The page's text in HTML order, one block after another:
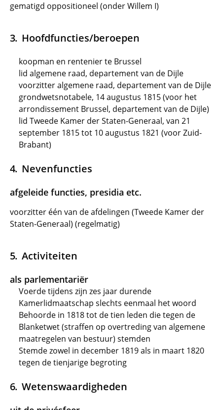
gematigd oppositioneel (onder Willem I)
Hoofdfuncties/beroepen
koopman en rentenier te Brussel
lid algemene raad, departement van de Dijle
voorzitter algemene raad, departement van de Dijle
grondwetsnotabele, 14 augustus 1815 (voor het
arrondissement Brussel, departement van de Dijle)
lid Tweede Kamer der Staten-Generaal, van 21
september 1815 tot 10 augustus 1821 (voor Zuid-
Brabant)
Nevenfuncties
afgeleide functies, presidia etc.
voorzitter één van de afdelingen (Tweede Kamer der
Staten-Generaal) (regelmatig)
Activiteiten
als parlementariër
Voerde tijdens zijn zes jaar durende
Kamerlidmaatschap slechts eenmaal het woord
Behoorde in 1818 tot de tien leden die tegen de
Blanketwet (straffen op overtreding van algemene
maatregelen van bestuur) stemden
Stemde zowel in december 1819 als in maart 1820
tegen de tienjarige begroting
Wetenswaardigheden